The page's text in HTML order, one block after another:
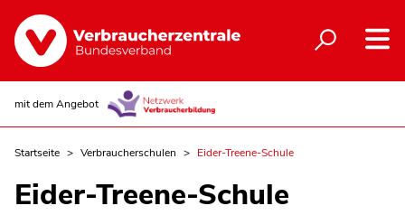
mit dem Angebot
Startseite Verbraucherschulen Eider-Treene-Schule
Eider-Treene-Schule